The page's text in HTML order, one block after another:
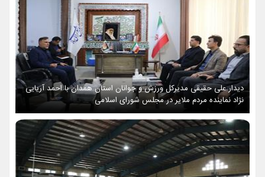
دیدار علی حقیقی مدیرکل ورزش و جوانان استان همدان با احمد آریایی
نژاد نماینده مردم ملایر در مجلس شورای اسلامی